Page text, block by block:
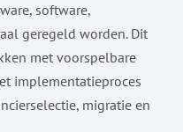
software,
geregeld worden. Dit
met voorspelbare
implementatieproces
migratie en